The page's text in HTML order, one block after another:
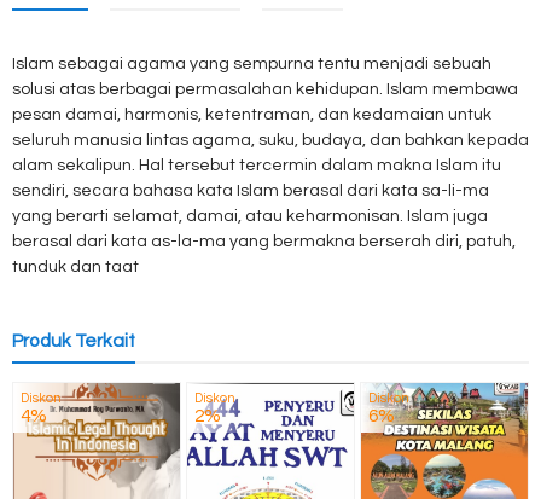
Islam sebagai agama yang sempurna tentu menjadi sebuah
solusi atas berbagai permasalahan kehidupan. Islam membawa
pesan damai, harmonis, ketentraman, dan kedamaian untuk
seluruh manusia lintas agama, suku, budaya, dan bahkan kepada
alam sekalipun. Hal tersebut tercermin dalam makna Islam itu
sendiri, secara bahasa kata Islam berasal dari kata sa-li-ma
yang berarti selamat, damai, atau keharmonisan. Islam juga
berasal dari kata as-la-ma yang bermakna berserah diri, patuh,
tunduk dan taat
Produk Terkait
Diskon
4%
Diskon
2%
Diskon
6%